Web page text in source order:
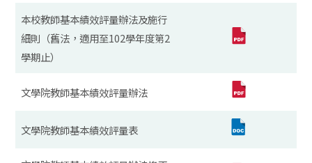
本校教師基本績效評量辦法及施行
細則（舊法，適用至102學年度第2
學期止）
文學院教師基本績效評量辦法
文學院教師基本績效評量表